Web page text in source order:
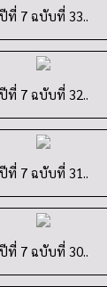
ปีที่ 7 ฉบับที่ 33..
ปีที่ 7 ฉบับที่ 32..
ปีที่ 7 ฉบับที่ 31..
ปีที่ 7 ฉบับที่ 30..